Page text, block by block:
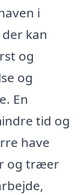
i
kan
og
og
En
tid og
have
og træer